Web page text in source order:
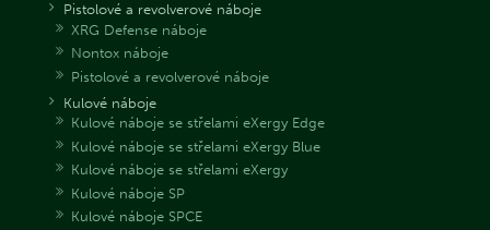
Pistolové a revolverové náboje
XRG Defense náboje
Nontox náboje
Pistolové a revolverové náboje
Kulové náboje
Kulové náboje se střelami eXergy Edge
Kulové náboje se střelami eXergy Blue
Kulové náboje se střelami eXergy
Kulové náboje SP
Kulové náboje SPCE